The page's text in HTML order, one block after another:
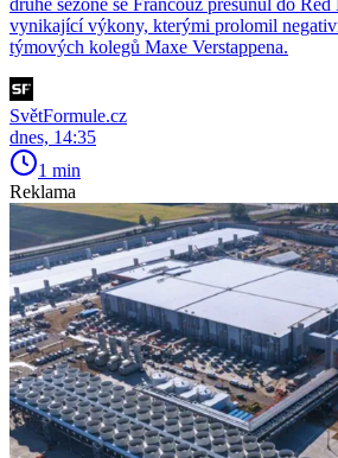
vynikající výkony, kterými prolomil
týmových kolegů Maxe Verstappena.
SvětFormule.cz
dnes, 14:35
1 min
Reklama